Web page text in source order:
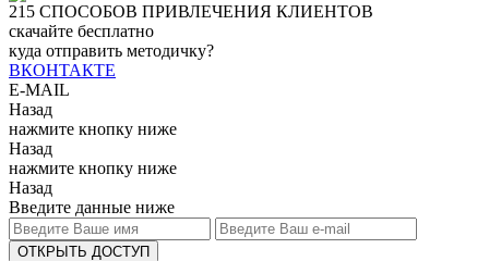
215 СПОСОБОВ ПРИВЛЕЧЕНИЯ КЛИЕНТОВ
скачайте бесплатно
куда отправить методичку?
ВКОНТАКТЕ
E-MAIL
Назад
нажмите кнопку ниже
Назад
нажмите кнопку ниже
Назад
Введите данные ниже
ОТКРЫТЬ ДОСТУП